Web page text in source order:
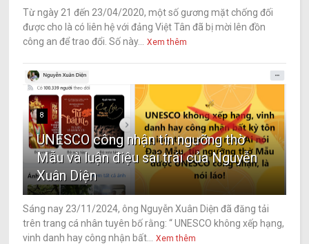
Từ ngày 21 đến 23/04/2020, một số gương mặt chống đối
được cho là có liên hệ với đảng Việt Tân đã bị mời lên đồn
công an để trao đổi. Số này... Xem thêm
8
UNESCO công nhận tín ngưỡng thờ
Mẫu và luận điệu sai trái của Nguyễn
Xuân Diện
Sáng nay 23/11/2024, ông Nguyễn Xuân Diện đã đăng tải
trên trang cá nhân tuyên bố rằng: “ UNESCO không xếp hạng,
vinh danh hay công nhận bất... Xem thêm